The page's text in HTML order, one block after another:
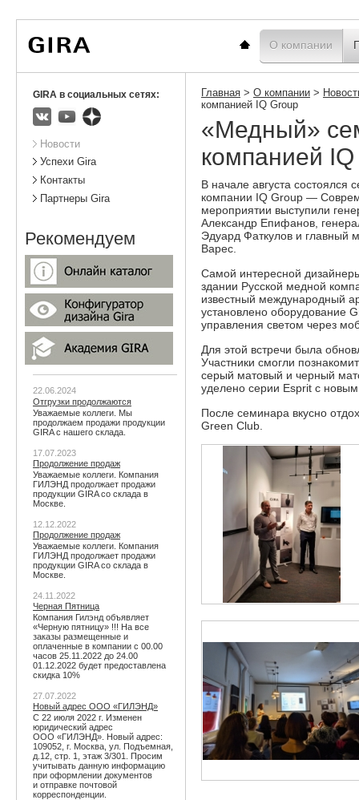
Главная
О компании
Главная > О компании >
компанией IQ Group
«Медный»
компанией
В начале августа
компании IQ Group —
мероприятии выступили
Александр Епифанов,
Эдуард Фаткулов и главный
Варес.
Самой интересной
здании Русской медной
известный международный
установлено оборудование
управления светом через
Для этой встречи была
Участники смогли
серый матовый и черный
уделено серии Esprit с
После семинара вкусно
Green Club.
GIRA в социальных сетях:
Подразделы
Новости
Успехи Gira
Контакты
Партнеры Gira
Рекомендуем
22.06.2024
Отгрузки продолжаются
Уважаемые коллеги. Мы
продолжаем продажи продукции
GIRA с нашего склада.
17.07.2023
Продолжение продаж
Уважаемые коллеги. Компания
ГИЛЭНД продолжает продажи
продукции GIRA со склада в
Москве.
12.12.2022
Продолжение продаж
Уважаемые коллеги. Компания
ГИЛЭНД продолжает продажи
продукции GIRA со склада в
Москве.
24.11.2022
Черная Пятница
Компания Гилэнд объявляет
«Черную пятницу» !!! На все
заказы размещенные и
оплаченные в компании с 00.00
часов 25.11.2022 до 24.00
01.12.2022 будет предоставлена
скидка 10%
27.07.2022
Новый адрес ООО «ГИЛЭНД»
С 22 июля 2022 г. Изменен
юридический адрес
ООО «ГИЛЭНД». Новый адрес:
109052, г. Москва, ул. Подъемная,
д.12, стр. 1, этаж 3/301. Просим
учитывать данную информацию
при оформлении документов
и отправке почтовой
корреспонденции.